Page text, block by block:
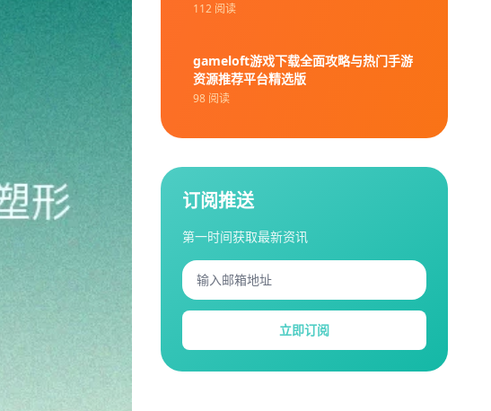
112 阅读
gameloft游戏下载全面攻略与热门手游
资源推荐平台精选版
98 阅读
订阅推送
第一时间获取最新资讯
立即订阅